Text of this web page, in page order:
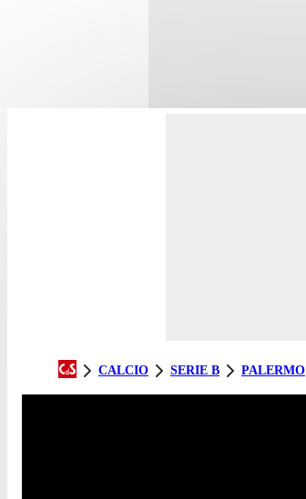
CALCIO SERIE B PALERMO